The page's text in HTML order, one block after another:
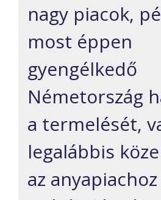
nagy piacok,
most éppen
gyengélkedő
Németország
a termelését,
legalábbis
az anyapiachoz